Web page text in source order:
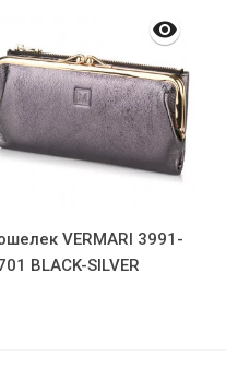
VERMARI 3991-
BLACK-SILVER